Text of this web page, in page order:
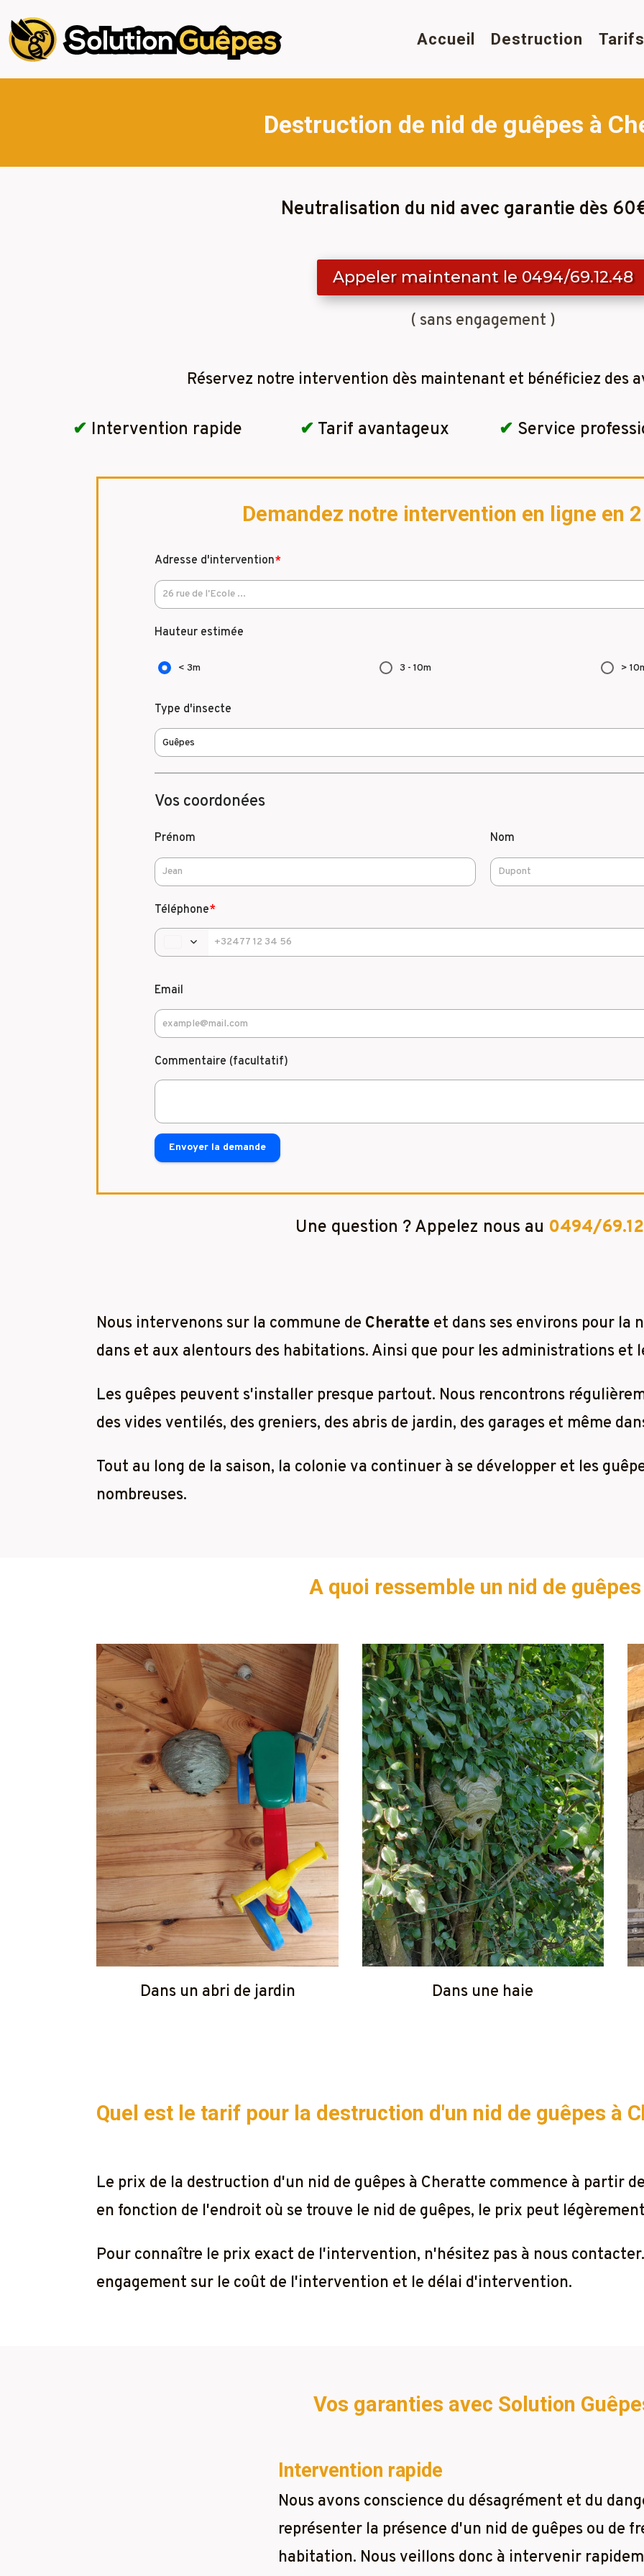
Accueil Destruction Tarifs
Destruction de nid de guêpes à
Neutralisation du nid avec garantie dès
Appeler maintenant le 0494/69.12.48
( sans engagement )
Réservez notre intervention dès maintenant et bénéficiez des
✔ Intervention rapide ✔ Tarif avantageux ✔ Service
Demandez notre intervention en ligne en
Adresse d'intervention*
Hauteur estimée
< 3m 3 - 10m >
Type d'insecte
Vos coordonées
Prénom Nom
Téléphone*
Email
Commentaire (facultatif)
Envoyer la demande
Une question ? Appelez nous au 0494/
Nous intervenons sur la commune de Cheratte et dans ses environs pour la
dans et aux alentours des habitations. Ainsi que pour les administrations et
Les guêpes peuvent s'installer presque partout. Nous rencontrons
des vides ventilés, des greniers, des abris de jardin, des garages et même
Tout au long de la saison, la colonie va continuer à se développer et les
nombreuses.
A quoi ressemble un nid de guêpes
Dans un abri de jardin Dans une haie
Quel est le tarif pour la destruction d'un nid de guêpes à
Le prix de la destruction d'un nid de guêpes à Cheratte commence à partir
en fonction de l'endroit où se trouve le nid de guêpes, le prix peut
Pour connaître le prix exact de l'intervention, n'hésitez pas à nous
engagement sur le coût de l'intervention et le délai d'intervention.
Vos garanties avec Solution
Intervention rapide
Nous avons conscience du désagrément et du
représenter la présence d'un nid de guêpes ou de
habitation. Nous veillons donc à intervenir